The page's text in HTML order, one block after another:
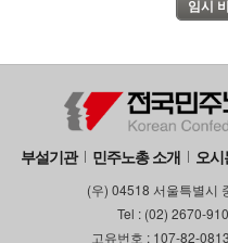
부설기관 민주노총 소개 오
(우) 04518 서울특별시
Tel : (02) 2670-
고유번호 : 107-82-